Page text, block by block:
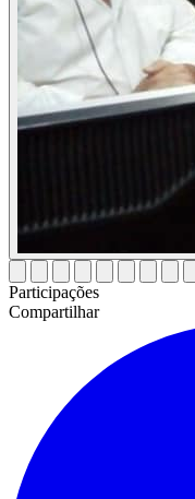
Participações
Compartilhar